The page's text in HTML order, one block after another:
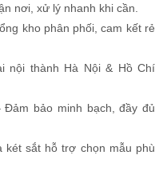
nơi, xử lý nhanh khi cần.
kho phân phối, cam kết rẻ
nội thành Hà Nội & Hồ Chí
Đảm bảo minh bạch, đầy đủ
két sắt hỗ trợ chọn mẫu phù